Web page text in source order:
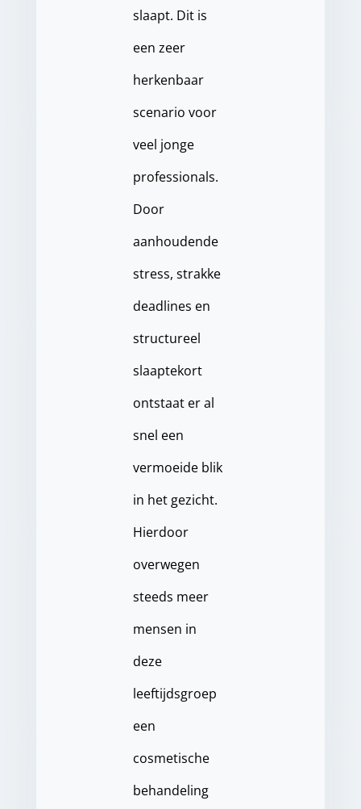
slaapt. Dit is
een zeer
herkenbaar
scenario voor
veel jonge
professionals.
Door
aanhoudende
stress, strakke
deadlines en
structureel
slaaptekort
ontstaat er al
snel een
vermoeide blik
in het gezicht.
Hierdoor
overwegen
steeds meer
mensen in
deze
leeftijdsgroep
een
cosmetische
behandeling